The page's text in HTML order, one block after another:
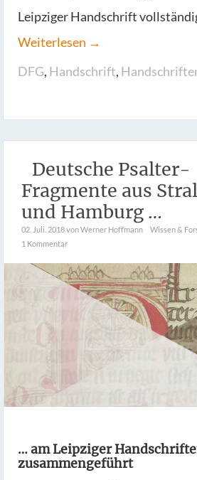
Leipziger Handschrift
Weiterlesen →
DFG, Handschrift,
Deutsche Psalter-
Fragmente aus
und Hamburg …
02. Juli. 2018von Werner Hoffmann
Wissen &
1 Kommentar
… am Leipziger
zusammengeführt